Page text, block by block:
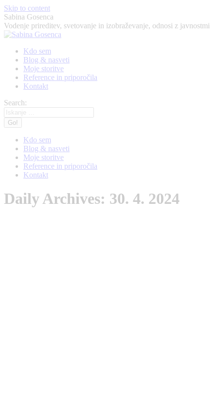
Skip to content
Sabina Gosenca
Vodenje prireditev, svetovanje in izobraževanje, odnosi z javnostmi
Kdo sem
Blog & nasveti
Moje storitve
Reference in priporočila
Kontakt
Search:
Kdo sem
Blog & nasveti
Moje storitve
Reference in priporočila
Kontakt
Daily Archives: 30. 4. 2024